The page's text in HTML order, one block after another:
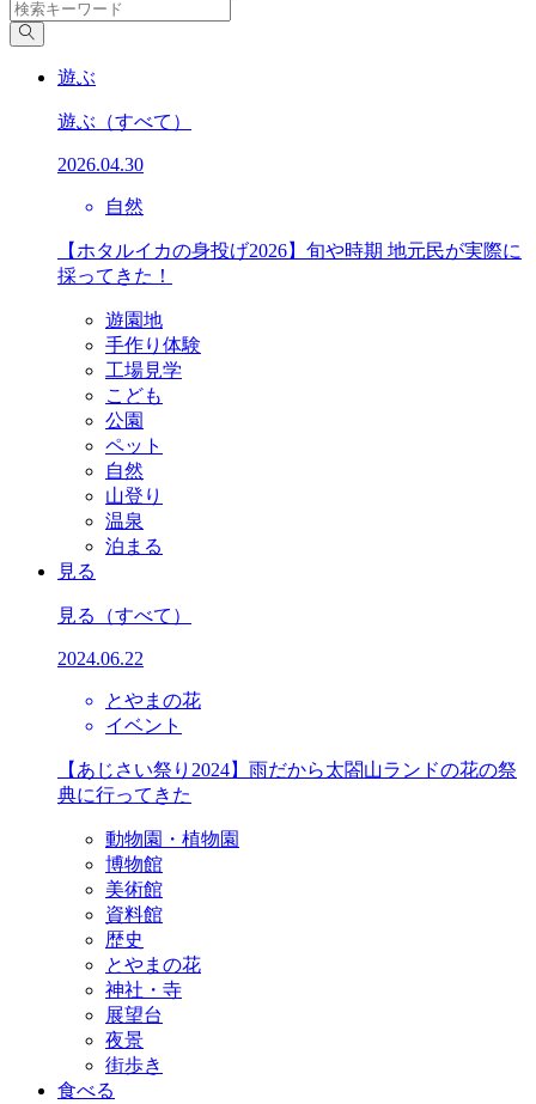
遊ぶ
遊ぶ （すべて）
2026.04.30
自然
【ホタルイカの身投げ2026】旬や時期 地元民が実際に
採ってきた！
遊園地
手作り体験
工場見学
こども
公園
ペット
自然
山登り
温泉
泊まる
見る
見る （すべて）
2024.06.22
とやまの花
イベント
【あじさい祭り2024】雨だから太閤山ランドの花の祭
典に行ってきた
動物園・植物園
博物館
美術館
資料館
歴史
とやまの花
神社・寺
展望台
夜景
街歩き
食べる